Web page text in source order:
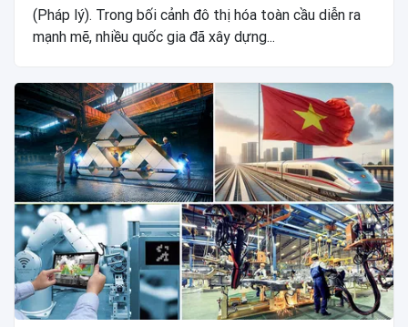
(Pháp lý). Trong bối cảnh đô thị hóa toàn cầu diễn ra
mạnh mẽ, nhiều quốc gia đã xây dựng...